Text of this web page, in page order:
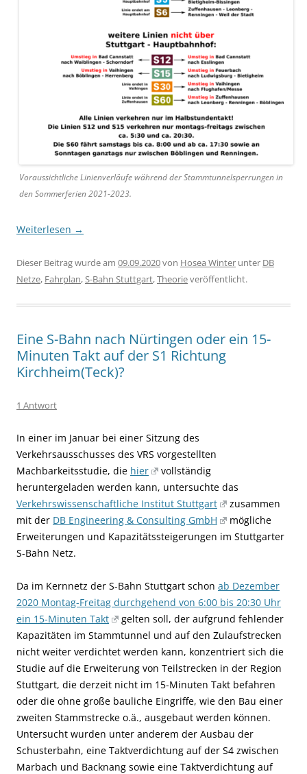
Voraussichtliche Linienverläufe während der Stammtunnelsperrungen in
den Sommerferien 2021-2023.
Weiterlesen →
Dieser Beitrag wurde am 09.09.2020von Hosea Winter unter DB
Netze, Fahrplan,S-Bahn Stuttgart,Theorieveröffentlicht.
Eine S-Bahn nach Nürtingen oder ein 15-
Minuten Takt auf der S1 Richtung
Kirchheim(Teck)?
1 Antwort
In einer im Januar bei einer Sitzung des
Verkehrsausschusses des VRS vorgestellten
Machbarkeitsstudie, die hier
vollständig
heruntergeladen werden kann, untersuchte das
Verkehrswissenschaftliche Institut Stuttgart
zusammen
mit der DB Engineering & Consulting GmbH
mögliche
Erweiterungen und Kapazitätssteigerungen im Stuttgarter
S-Bahn Netz.
Da im Kernnetz der S-Bahn Stuttgart schon ab Dezember
2020 Montag-Freitag durchgehend von 6:00 bis 20:30 Uhr
ein 15-Minuten Takt
gelten soll, der aufgrund fehlender
Kapazitäten im Stammtunnel und auf den Zulaufstrecken
nicht weiter verdichtet werden kann, konzentriert sich die
Studie auf die Erweiterung von Teilstrecken in der Region
Stuttgart, die derzeit nicht im 15-Minuten Takt befahren
oder die ohne große bauliche Eingriffe, wie den Bau einer
zweiten Stammstrecke o.ä., ausgebaut werden können.
Untersucht wurden unter anderem der Ausbau der
Schusterbahn, eine Taktverdichtung auf der S4 zwischen
Marbach und Backnang sowie eine Taktverdichtung auf